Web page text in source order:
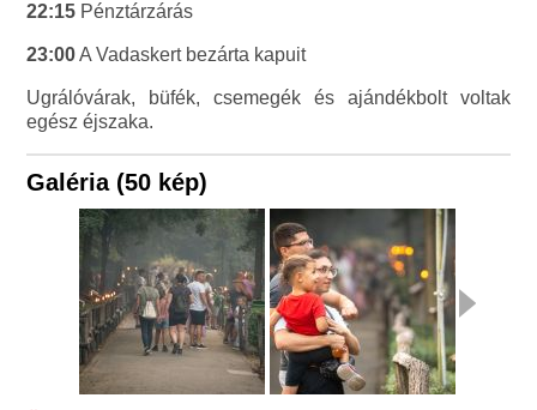
22:15 Pénztárzárás
23:00A Vadaskert bezárta kapuit
Ugrálóvárak, büfék, csemegék és ajándékbolt voltak
egész éjszaka.
Galéria (50 kép)